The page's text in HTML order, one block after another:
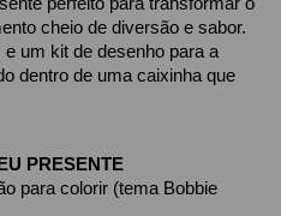
cheio de diversão e sabor.
um kit de desenho para a
dentro de uma caixinha que
PRESENTE
para colorir (tema Bobbie